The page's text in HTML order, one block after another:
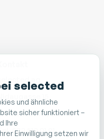
selected ag
- 2502 Biel/Bienne
032 510 01 01
selected
und ähnliche
sicher funktioniert –
Ihre
Einwilligung setzen wir